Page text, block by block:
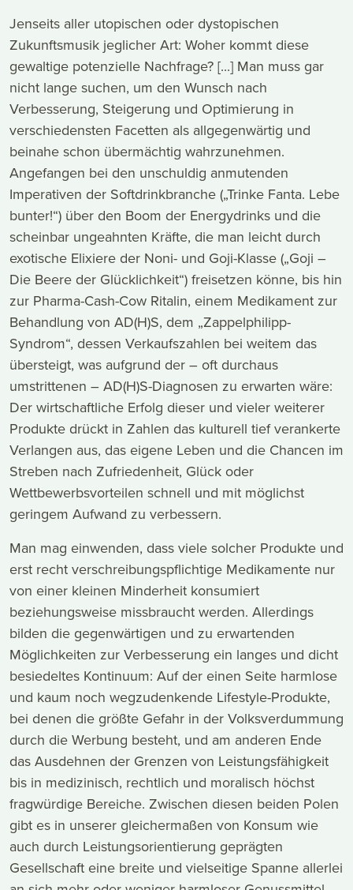
Jenseits aller utopischen oder dystopischen
Zukunftsmusik jeglicher Art: Woher kommt diese
gewaltige potenzielle Nachfrage? [...] Man muss gar
nicht lange suchen, um den Wunsch nach
Verbesserung, Steigerung und Optimierung in
verschiedensten Facetten als allgegenwärtig und
beinahe schon übermächtig wahrzunehmen.
Angefangen bei den unschuldig anmutenden
Imperativen der Softdrinkbranche („Trinke Fanta. Lebe
bunter!“) über den Boom der Energydrinks und die
scheinbar ungeahnten Kräfte, die man leicht durch
exotische Elixiere der Noni- und Goji-Klasse („Goji –
Die Beere der Glücklichkeit“) freisetzen könne, bis hin
zur Pharma-Cash-Cow Ritalin, einem Medikament zur
Behandlung von AD(H)S, dem „Zappelphilipp-
Syndrom“, dessen Verkaufszahlen bei weitem das
übersteigt, was aufgrund der – oft durchaus
umstrittenen – AD(H)S-Diagnosen zu erwarten wäre:
Der wirtschaftliche Erfolg dieser und vieler weiterer
Produkte drückt in Zahlen das kulturell tief verankerte
Verlangen aus, das eigene Leben und die Chancen im
Streben nach Zufriedenheit, Glück oder
Wettbewerbsvorteilen schnell und mit möglichst
geringem Aufwand zu verbessern.
Man mag einwenden, dass viele solcher Produkte und
erst recht verschreibungspflichtige Medikamente nur
von einer kleinen Minderheit konsumiert
beziehungsweise missbraucht werden. Allerdings
bilden die gegenwärtigen und zu erwartenden
Möglichkeiten zur Verbesserung ein langes und dicht
besiedeltes Kontinuum: Auf der einen Seite harmlose
und kaum noch wegzudenkende Lifestyle-Produkte,
bei denen die größte Gefahr in der Volksverdummung
durch die Werbung besteht, und am anderen Ende
das Ausdehnen der Grenzen von Leistungsfähigkeit
bis in medizinisch, rechtlich und moralisch höchst
fragwürdige Bereiche. Zwischen diesen beiden Polen
gibt es in unserer gleichermaßen von Konsum wie
auch durch Leistungsorientierung geprägten
Gesellschaft eine breite und vielseitige Spanne allerlei